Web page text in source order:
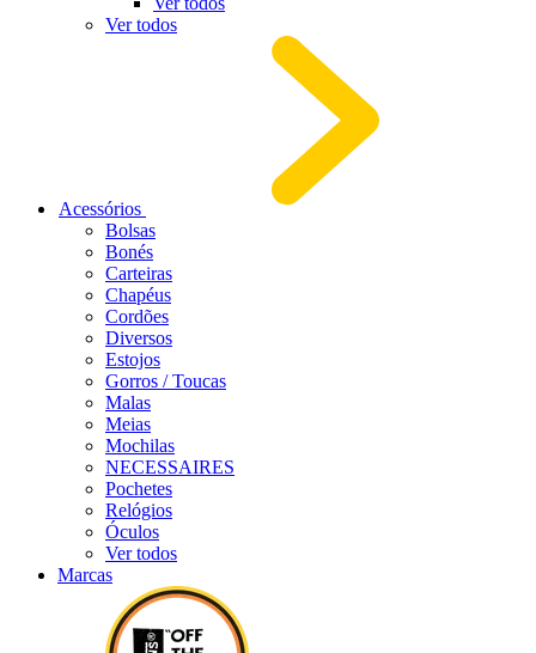
Ver todos
Acessórios
Bolsas
Bonés
Carteiras
Chapéus
Cordões
Diversos
Estojos
Gorros / Toucas
Malas
Meias
Mochilas
NECESSAIRES
Pochetes
Relógios
Óculos
Ver todos
Marcas